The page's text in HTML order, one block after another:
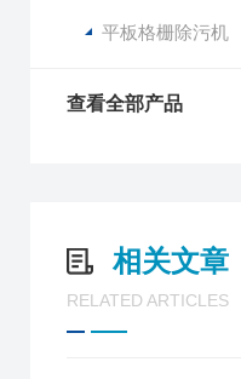
平板格栅除污机
查看全部产品
相关文章
RELATED ARTICLES